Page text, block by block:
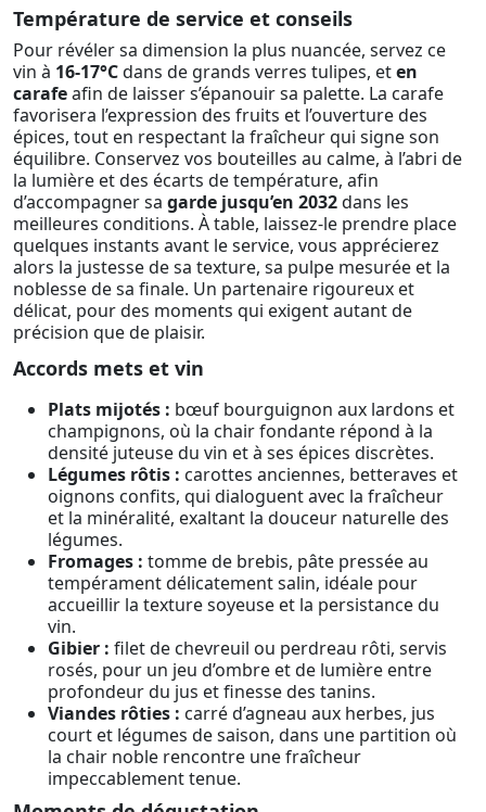
Température de service et conseils
Pour révéler sa dimension la plus nuancée, servez ce
vin à 16-17°Cdans de grands verres tulipes, eten
carafeafin de laisser s’épanouir sa palette. La carafe
favorisera l’expression des fruits et l’ouverture des
épices, tout en respectant la fraîcheur qui signe son
équilibre. Conservez vos bouteilles au calme, à l’abri de
la lumière et des écarts de température, afin
d’accompagner sa garde jusqu’en 2032dans les
meilleures conditions. À table, laissez-le prendre place
quelques instants avant le service, vous apprécierez
alors la justesse de sa texture, sa pulpe mesurée et la
noblesse de sa finale. Un partenaire rigoureux et
délicat, pour des moments qui exigent autant de
précision que de plaisir.
Accords mets et vin
Plats mijotés : bœuf bourguignon aux lardons et
champignons, où la chair fondante répond à la
densité juteuse du vin et à ses épices discrètes.
Légumes rôtis : carottes anciennes, betteraves et
oignons confits, qui dialoguent avec la fraîcheur
et la minéralité, exaltant la douceur naturelle des
légumes.
Fromages : tomme de brebis, pâte pressée au
tempérament délicatement salin, idéale pour
accueillir la texture soyeuse et la persistance du
vin.
Gibier : filet de chevreuil ou perdreau rôti, servis
rosés, pour un jeu d’ombre et de lumière entre
profondeur du jus et finesse des tanins.
Viandes rôties : carré d’agneau aux herbes, jus
court et légumes de saison, dans une partition où
la chair noble rencontre une fraîcheur
impeccablement tenue.